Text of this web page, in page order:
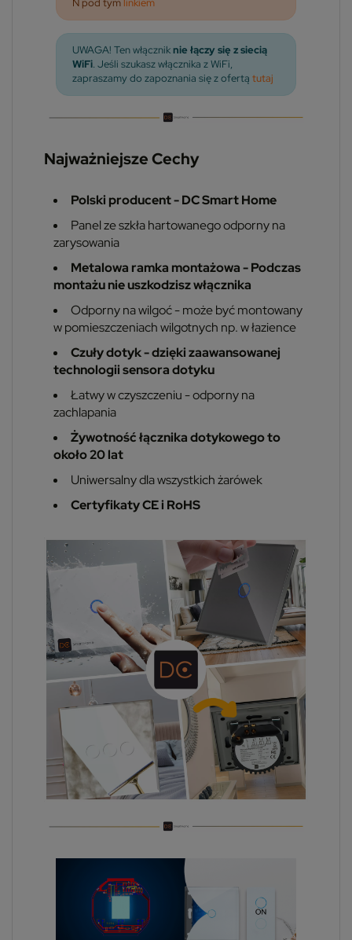
UWAGA! Ten włączniknie łączy się z siecią
WiFi. Jeśli szukasz włącznika z WiFi,
zapraszamy do zapoznania się z ofertą tutaj
Najważniejsze Cechy
Polski producent - DC Smart Home
Panel ze szkła hartowanego odporny na
zarysowania
Metalowa ramka montażowa - Podczas
montażu nie uszkodzisz włącznika
Odporny na wilgoć - może być montowany
w pomieszczeniach wilgotnych np. w łazience
Czuły dotyk - dzięki zaawansowanej
technologii sensora dotyku
Łatwy w czyszczeniu - odporny na
zachlapania
Żywotność łącznika dotykowego to
około 20 lat
Uniwersalny dla wszystkich żarówek
Certyfikaty CE i RoHS